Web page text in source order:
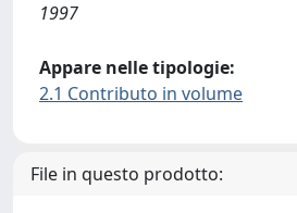
1997
Appare nelle tipologie:
2.1 Contributo in volume
File in questo prodotto: